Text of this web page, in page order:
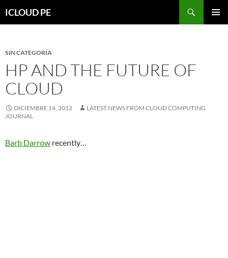
hacia
ICLOUD PE
SIN CATEGORÍA
HP AND THE FUTURE OF
CLOUD
DICIEMBRE 14, 2012
LATEST NEWS FROM CLOUD COMPUTING
JOURNAL
Barb Darrow recently…